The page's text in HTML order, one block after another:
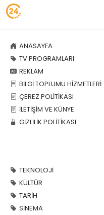
ANASAYFA
TV PROGRAMLARI
REKLAM
BİLGİ TOPLUMU HİZMETLERİ
ÇEREZ POLİTİKASI
İLETİŞİM VE KÜNYE
GİZLİLİK POLİTİKASI
TEKNOLOJİ
KÜLTÜR
TARİH
SİNEMA